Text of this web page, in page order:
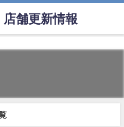
舗更新情報